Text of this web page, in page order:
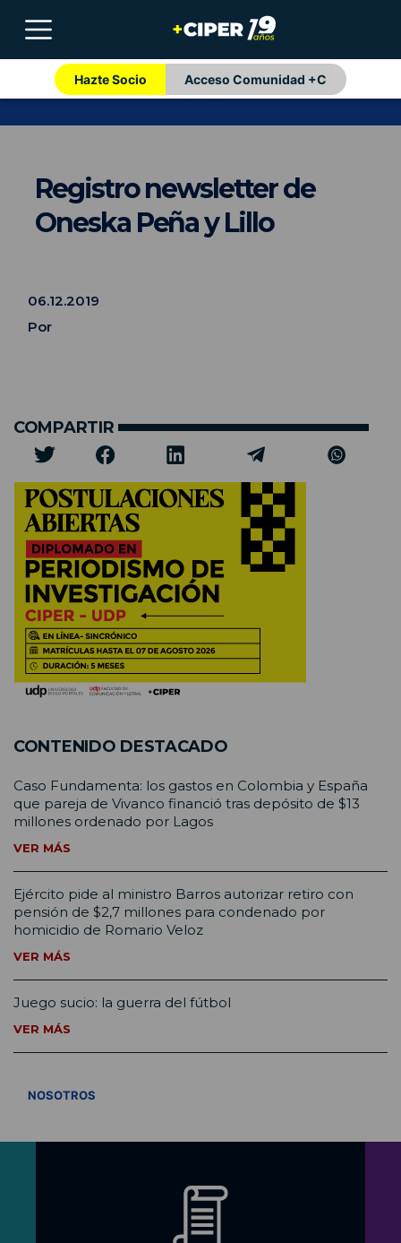
Hazte Socio Acceso Comunidad +C
Registro newsletter de
Oneska Peña y Lillo
06.12.2019
Por
COMPARTIR
CONTENIDO DESTACADO
Caso Fundamenta: los gastos en Colombia y España
que pareja de Vivanco financió tras depósito de $13
millones ordenado por Lagos
VER MÁS
Ejército pide al ministro Barros autorizar retiro con
pensión de $2,7 millones para condenado por
homicidio de Romario Veloz
VER MÁS
Juego sucio: la guerra del fútbol
VER MÁS
NOSOTROS